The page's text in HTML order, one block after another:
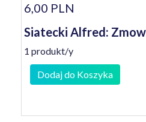
6,00 PLN
Siatecki Alfred:
1 produkt/y
Dodaj do Koszyka